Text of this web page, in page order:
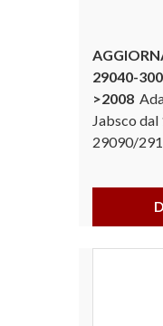
29040-
>2008
Jabsco dal
29090/